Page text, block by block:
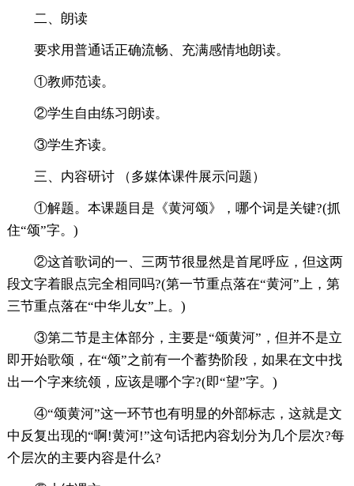
二、朗读
要求用普通话正确流畅、充满感情地朗读。
①教师范读。
②学生自由练习朗读。
③学生齐读。
三、内容研讨 （多媒体课件展示问题）
①解题。本课题目是《黄河颂》，哪个词是关键?(抓
住“颂”字。)
②这首歌词的一、三两节很显然是首尾呼应，但这两
段文字着眼点完全相同吗?(第一节重点落在“黄河”上，第
三节重点落在“中华儿女”上。)
③第二节是主体部分，主要是“颂黄河”，但并不是立
即开始歌颂，在“颂”之前有一个蓄势阶段，如果在文中找
出一个字来统领，应该是哪个字?(即“望”字。)
④“颂黄河”这一环节也有明显的外部标志，这就是文
中反复出现的“啊!黄河!”这句话把内容划分为几个层次?每
个层次的主要内容是什么?